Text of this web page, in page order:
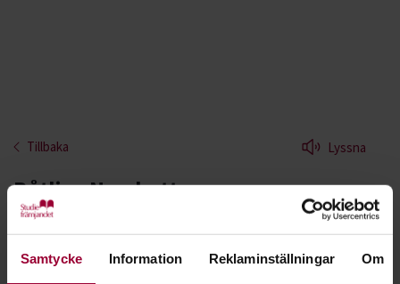
Samtycke Information Reklaminställningar Om
Tillbaka Lyssna
Båtliv - Norrbotten
Lär dig mer om båtliv. Livet till sjöss och till havs
Studiefrämjandet hjälper dig vidare.